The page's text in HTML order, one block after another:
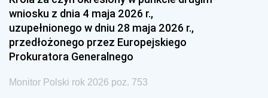
1984 1983
1981 1980 1979
1978 1977
1975 1974
wniosku z dnia 4 maja 2026 r.,
uzupełnionego w dniu 28 maja 2026 r.,
przedłożonego przez Europejskiego
Prokuratora Generalnego
Monitor Polski rok 2026 poz. 753